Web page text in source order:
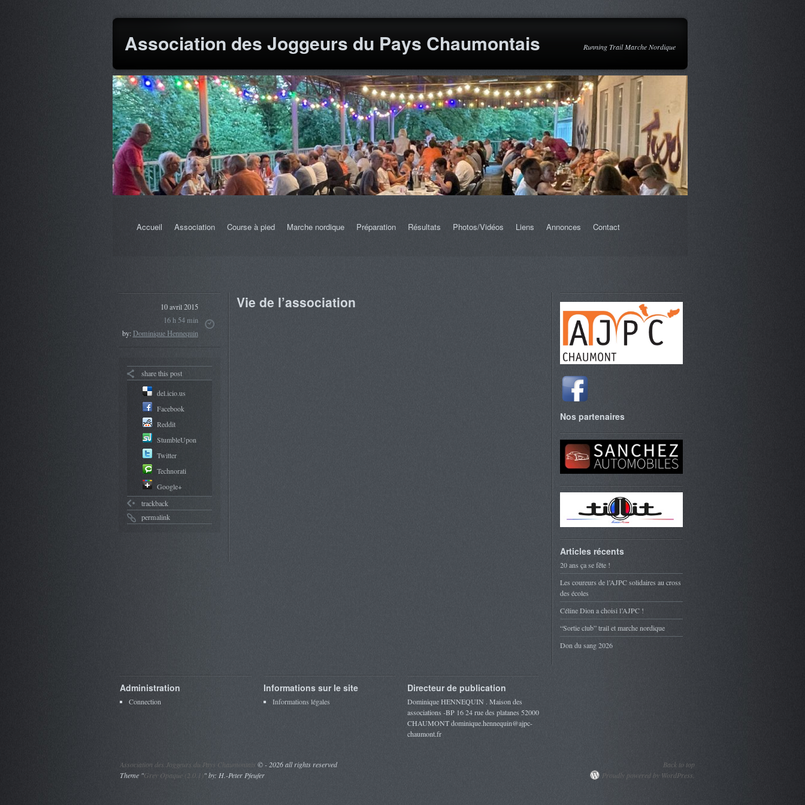
Association des Joggeurs du Pays Chaumontais Running Trail Marche Nordique
Accueil Association Course à pied Marche nordique Préparation Résultats Photos/Vidéos Liens Annonces Contact
10 avril 2015
16 h 54 min
by:Dominique Hennequin
share this post
del.icio.us
Facebook
Reddit
StumbleUpon
Twitter
Technorati
Google+
trackback
permalink
Vie de l’association
Nos partenaires
Articles récents
20 ans ça se fête !
Les coureurs de l’AJPC solidaires au cross
des écoles
Céline Dion a choisi l’AJPC !
“Sortie club” trail et marche nordique
Don du sang 2026
Administration
Connection
Informations sur le site
Informations légales
Directeur de publication
Dominique HENNEQUIN . Maison des
associations -BP 16 24 rue des platanes 52000
CHAUMONT dominique.hennequin@ajpc-
chaumont.fr
Association des Joggeurs du Pays Chaumontais ©- 2026 all rights reserved
Theme "Grey Opaque (2.0.1)" by: H.-Peter Pfeufer
Back to top
Proudly powered by WordPress.